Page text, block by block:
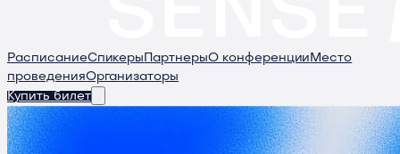
РасписаниеСпикеры ПартнерыО конференции Место
проведенияОрганизаторы
Купить билет